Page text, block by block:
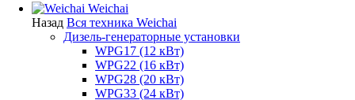
Weichai
Назад Вся техника Weichai
Дизель-генераторные установки
WPG17 (12 кВт)
WPG22 (16 кВт)
WPG28 (20 кВт)
WPG33 (24 кВт)